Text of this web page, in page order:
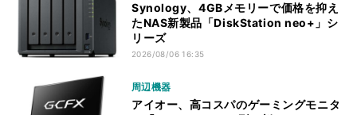
Synology、4GBメモリーで価格を抑え
たNAS新製品「DiskStation neo+」シ
リーズ
2026/08/06 16:35
周辺機器
アイオー、高コスパのゲーミングモニタ